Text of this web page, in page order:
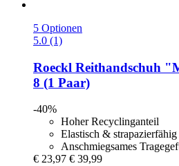
5 Optionen
5.0 (1)
Roeckl Reithandschuh
8 (1 Paar)
-40%
Hoher Recyclinganteil
Elastisch & strapazierfähig
Anschmiegsames
€ 23,97 € 39,99